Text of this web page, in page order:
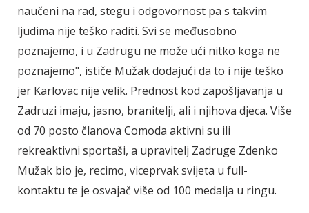
naučeni na rad, stegu i odgovornost pa s takvim
ljudima nije teško raditi. Svi se međusobno
poznajemo, i u Zadrugu ne može ući nitko koga ne
poznajemo", ističe Mužak dodajući da to i nije teško
jer Karlovac nije velik. Prednost kod zapošljavanja u
Zadruzi imaju, jasno, branitelji, ali i njihova djeca. Više
od 70 posto članova Comoda aktivni su ili
rekreaktivni sportaši, a upravitelj Zadruge Zdenko
Mužak bio je, recimo, viceprvak svijeta u full-
kontaktu te je osvajač više od 100 medalja u ringu.